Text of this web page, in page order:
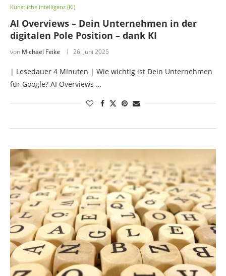
Künstliche Intelligenz (KI)
AI Overviews – Dein Unternehmen in der
digitalen Pole Position – dank KI
von Michael Feike 26. Juni 2025
| Lesedauer 4 Minuten | Wie wichtig ist Dein Unternehmen
für Google? AI Overviews …